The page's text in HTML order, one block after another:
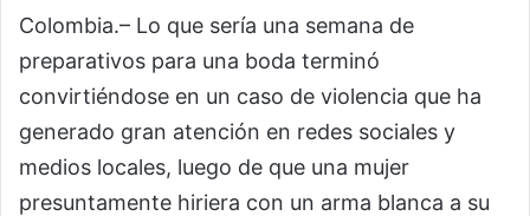
Colombia.– Lo que sería una semana de
preparativos para una boda terminó
convirtiéndose en un caso de violencia que ha
generado gran atención en redes sociales y
medios locales, luego de que una mujer
presuntamente hiriera con un arma blanca a su